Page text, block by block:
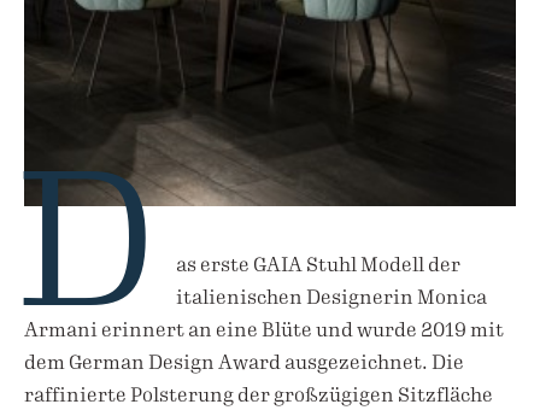
D
as erste GAIA Stuhl Modell der
italienischen Designerin Monica
Armani erinnert an eine Blüte und wurde 2019 mit
dem German Design Award ausgezeichnet. Die
raffinierte Polsterung der großzügigen Sitzfläche